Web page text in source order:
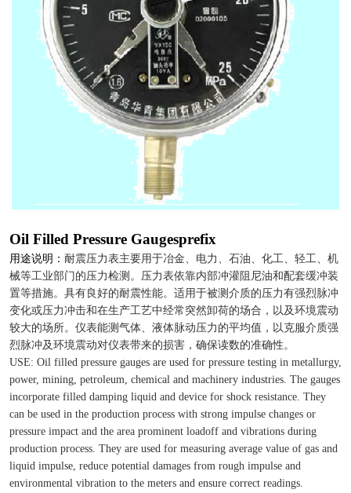
Oil Filled Pressure Gaugesprefix
用途说明： 耐震压力表主要用于冶金、电力、石油、化工、轻工、机
械等工业部门的压力检测。压力表依靠内部冲灌阻尼油和配套缓冲装
置等措施。具有良好的耐震性能。适用于被测介质的压力有强烈脉冲
变化或压力冲击和在生产工艺中经常突然卸荷的场合，以及环境震动
较大的场所。仪表能测气体、液体脉动压力的平均值，以克服介质强
烈脉冲及环境震动对仪表带来的损害，确保读数的准确性。
USE: Oil filled pressure gauges are used for pressure testing in metallurgy,
power, mining, petroleum, chemical and machinery industries. The gauges
incorporate filled damping liquid and device for shock resistance. They
can be used in the production process with strong impulse changes or
pressure impact and the area prominent loadoff and vibrations during
production process. They are used for measuring average value of gas and
liquid impulse, reduce potential damages from rough impulse and
environmental vibration to the meters and ensure correct readings.